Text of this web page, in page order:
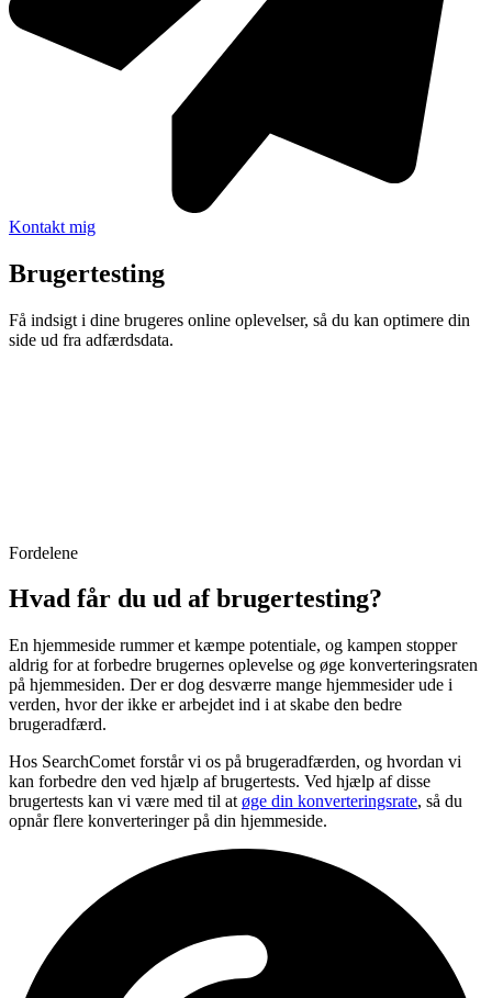
Kontakt mig
Brugertesting
Få indsigt i dine brugeres online oplevelser, så du kan optimere din
side ud fra adfærdsdata.
Fordelene
Hvad får du ud af brugertesting?
En hjemmeside rummer et kæmpe potentiale, og kampen stopper
aldrig for at forbedre brugernes oplevelse og øge konverteringsraten
på hjemmesiden. Der er dog desværre mange hjemmesider ude i
verden, hvor der ikke er arbejdet ind i at skabe den bedre
brugeradfærd.
Hos SearchComet forstår vi os på brugeradfærden, og hvordan vi
kan forbedre den ved hjælp af brugertests. Ved hjælp af disse
brugertests kan vi være med til at øge din konverteringsrate, så du
opnår flere konverteringer på din hjemmeside.